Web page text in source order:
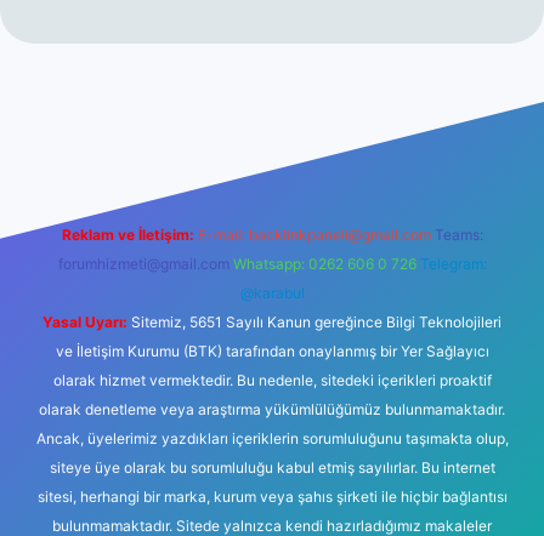
Reklam ve İletişim: E-mail: backlinkpaneli@gmail.com Teams:
forumhizmeti@gmail.com Whatsapp: 0262 606 0 726 Telegram:
@karabul
Yasal Uyarı: Sitemiz, 5651 Sayılı Kanun gereğince Bilgi Teknolojileri
ve İletişim Kurumu (BTK) tarafından onaylanmış bir Yer Sağlayıcı
olarak hizmet vermektedir. Bu nedenle, sitedeki içerikleri proaktif
olarak denetleme veya araştırma yükümlülüğümüz bulunmamaktadır.
Ancak, üyelerimiz yazdıkları içeriklerin sorumluluğunu taşımakta olup,
siteye üye olarak bu sorumluluğu kabul etmiş sayılırlar. Bu internet
sitesi, herhangi bir marka, kurum veya şahıs şirketi ile hiçbir bağlantısı
bulunmamaktadır. Sitede yalnızca kendi hazırladığımız makaleler